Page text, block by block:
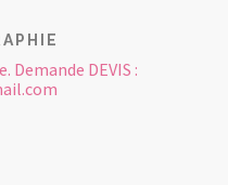
Demande DEVIS :